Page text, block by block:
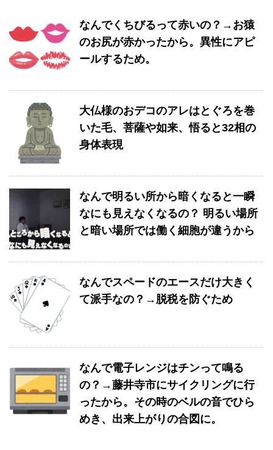
なんでくちびるって赤いの？→お猿
のお尻が赤かったから。異性にアピ
ールするため。
大仏様のおデコのアレはとぐろを巻
いた毛、菩薩や如来、悟ると32相の
身体表現
なんで明るい所から暗くなると一瞬
なにも見えなくなるの？ 明るい場所
と暗い場所では働く細胞が違うから
なんでスペードのエースだけ大きく
て派手なの？→脱税を防ぐため
なんで電子レンジはチンって鳴る
の？→藤井寺市にサイクリングに行
ったから。その時のベルの音でひら
めき、出来上がりの合図に。